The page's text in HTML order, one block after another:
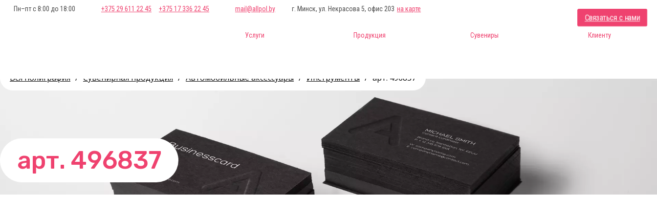
Пн–пт с 8:00 до 18:00 +375 29 611 22 45 +375 17 336 22 45 mail@allpol.by г. Минск, ул. Некрасова 5, офис 203 на карте
Услуги Продукция Сувениры Клиенту
Связаться с нами
Вся полиграфия / Сувенирная продукция / Автомобильные аксессуары / Инструменты / арт. 496837
арт. 496837